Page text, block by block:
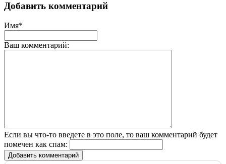
Добавить комментарий
Имя*
Ваш комментарий:
Если вы что-то введете в это поле, то ваш комментарий будет
помечен как спам:
Добавить комментарий